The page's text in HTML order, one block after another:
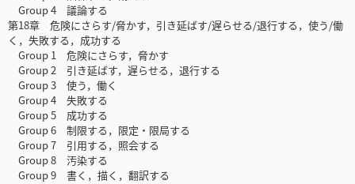
Group 4 議論する
第18章 危険にさらす/脅かす，引き延ばす/遅らせる/退行する，使う/働
く，失敗する，成功する
Group 1 危険にさらす，脅かす
Group 2 引き延ばす，遅らせる，退行する
Group 3 使う，働く
Group 4 失敗する
Group 5 成功する
Group 6 制限する，限定・限局する
Group 7 引用する，照会する
Group 8 汚染する
Group 9 書く，描く，翻訳する